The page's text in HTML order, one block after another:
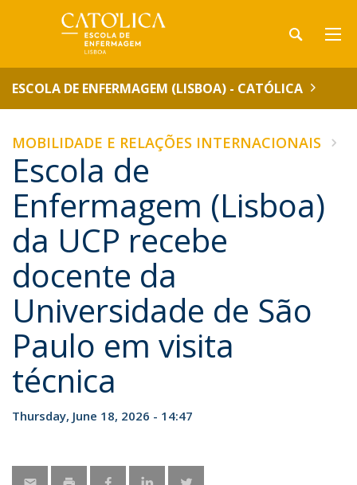
ESCOLA DE ENFERMAGEM (LISBOA) - CATÓLICA
MOBILIDADE E RELAÇÕES INTERNACIONAIS
Escola de
Enfermagem (Lisboa)
da UCP recebe
docente da
Universidade de São
Paulo em visita
técnica
Thursday, June 18, 2026 - 14:47